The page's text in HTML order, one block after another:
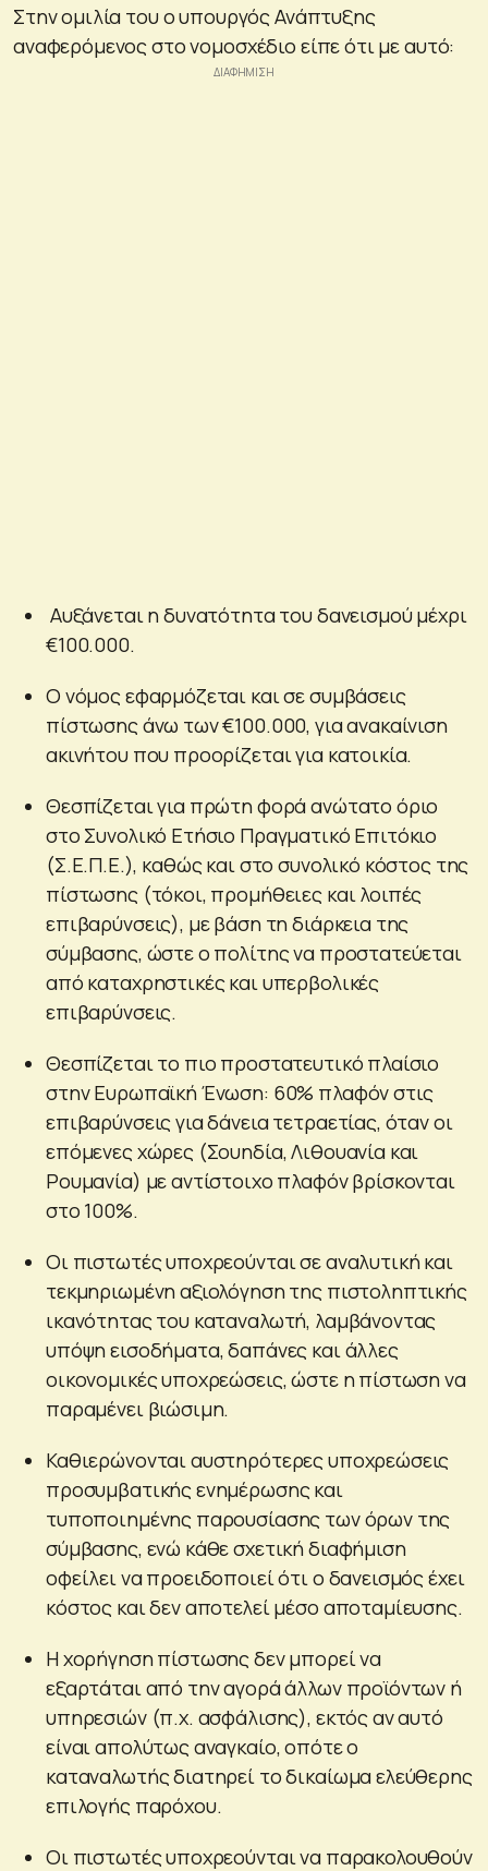
Στην ομιλία του ο υπουργός Ανάπτυξης
αναφερόμενος στο νομοσχέδιο είπε ότι με αυτό:
Αυξάνεται η δυνατότητα του δανεισμού μέχρι
€100.000.
Ο νόμος εφαρμόζεται και σε συμβάσεις
πίστωσης άνω των €100.000, για ανακαίνιση
ακινήτου που προορίζεται για κατοικία.
Θεσπίζεται για πρώτη φορά ανώτατο όριο
στο Συνολικό Ετήσιο Πραγματικό Επιτόκιο
(Σ.Ε.Π.Ε.), καθώς και στο συνολικό κόστος της
πίστωσης (τόκοι, προμήθειες και λοιπές
επιβαρύνσεις), με βάση τη διάρκεια της
σύμβασης, ώστε ο πολίτης να προστατεύεται
από καταχρηστικές και υπερβολικές
επιβαρύνσεις.
Θεσπίζεται το πιο προστατευτικό πλαίσιο
στην Ευρωπαϊκή Ένωση: 60% πλαφόν στις
επιβαρύνσεις για δάνεια τετραετίας, όταν οι
επόμενες χώρες (Σουηδία, Λιθουανία και
Ρουμανία) με αντίστοιχο πλαφόν βρίσκονται
στο 100%.
Οι πιστωτές υποχρεούνται σε αναλυτική και
τεκμηριωμένη αξιολόγηση της πιστοληπτικής
ικανότητας του καταναλωτή, λαμβάνοντας
υπόψη εισοδήματα, δαπάνες και άλλες
οικονομικές υποχρεώσεις, ώστε η πίστωση να
παραμένει βιώσιμη.
Καθιερώνονται αυστηρότερες υποχρεώσεις
προσυμβατικής ενημέρωσης και
τυποποιημένης παρουσίασης των όρων της
σύμβασης, ενώ κάθε σχετική διαφήμιση
οφείλει να προειδοποιεί ότι ο δανεισμός έχει
κόστος και δεν αποτελεί μέσο αποταμίευσης.
Η χορήγηση πίστωσης δεν μπορεί να
εξαρτάται από την αγορά άλλων προϊόντων ή
υπηρεσιών (π.χ. ασφάλισης), εκτός αν αυτό
είναι απολύτως αναγκαίο, οπότε ο
καταναλωτής διατηρεί το δικαίωμα ελεύθερης
επιλογής παρόχου.
Οι πιστωτές υποχρεούνται να παρακολουθούν